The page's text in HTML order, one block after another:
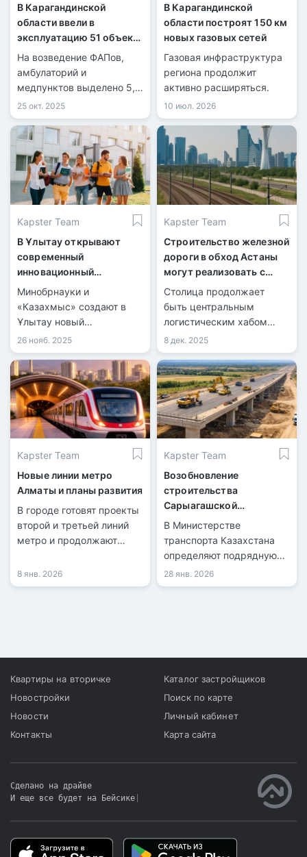
В Карагандинской
области ввели в
эксплуатацию 51 объект
здравоохранения
На возведение ФАПов,
амбулаторий и
медпунктов выделено 5,9
млрд тенге из
Специального
государственного фонда.
25 окт. 2025
В Карагандинской
области построят 150 км
новых газовых сетей
Газовая инфраструктура
региона продолжит
активно расширяться.
10 июл. 2026
Kapster Team
В Ұлытау открывают
современный
инновационный
университет
Минобрнауки и
«Казахмыс» создают в
Ұлытау новый
инновационный
университет.
26 нояб. 2025
Kapster Team
Строительство железной
дороги в обход Астаны
могут реализовать с
участием бизнеса
Столица продолжает
быть центральным
логистическим хабом
Казахстана.
8 дек. 2025
Kapster Team
Новые линии метро
Алматы и планы развития
В городе готовят проекты
второй и третьей линий
метро и продолжают
8 янв. 2026
Kapster Team
Возобновление
строительства
Сарыагашской
объездной дороги
В Министерстве
транспорта Казахстана
определяют подрядную
организацию для проекта.
28 янв. 2026
Квартиры на вторичке
Новостройки
Новости
Контакты
Каталог застройщиков
Поиск по карте
Личный кабинет
Карта сайта
Сделано на драйве
И еще все будет на Бейсике